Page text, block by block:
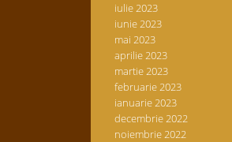
iulie 2023
iunie 2023
mai 2023
aprilie 2023
martie 2023
februarie 2023
ianuarie 2023
decembrie 2022
noiembrie 2022